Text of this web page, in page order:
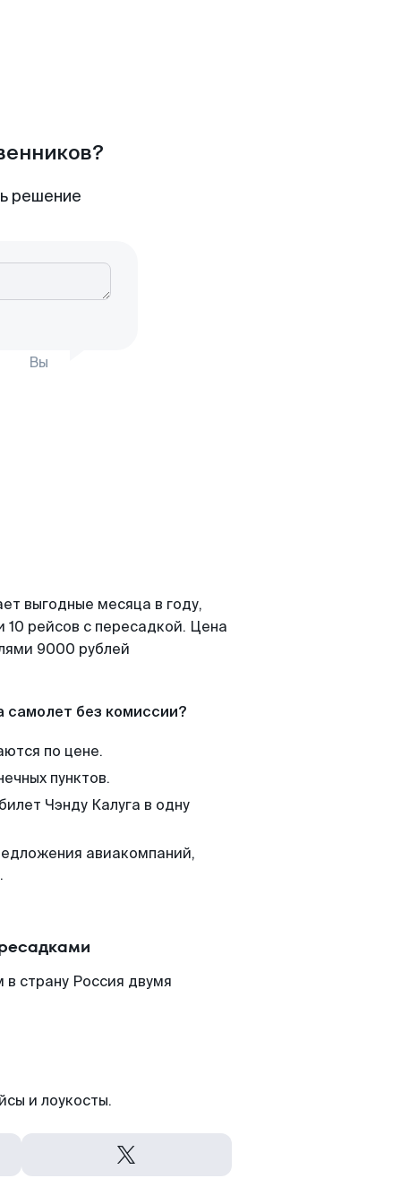
решение
Вы
выгодные месяца в году,
рейсов с пересадкой. Цена
9000 рублей
самолет без комиссии?
по цене.
пунктов.
Чэнду Калуга в одну
авиакомпаний,
страну Россия двумя
и лоукосты.